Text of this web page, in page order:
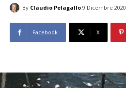
By Claudio Pelagallo 9 Dicembre 2020
Facebook X